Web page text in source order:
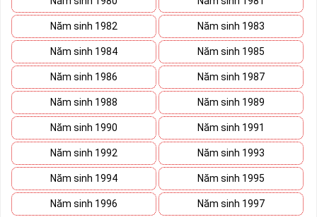
Năm sinh 1982 Năm sinh 1983
Năm sinh 1984 Năm sinh 1985
Năm sinh 1986 Năm sinh 1987
Năm sinh 1988 Năm sinh 1989
Năm sinh 1990 Năm sinh 1991
Năm sinh 1992 Năm sinh 1993
Năm sinh 1994 Năm sinh 1995
Năm sinh 1996 Năm sinh 1997